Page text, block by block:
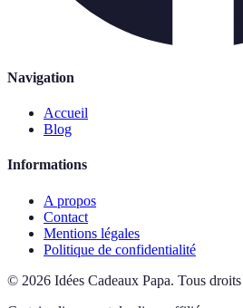
Navigation
Accueil
Blog
Informations
A propos
Contact
Mentions légales
Politique de confidentialité
© 2026 Idées Cadeaux Papa. Tous droits